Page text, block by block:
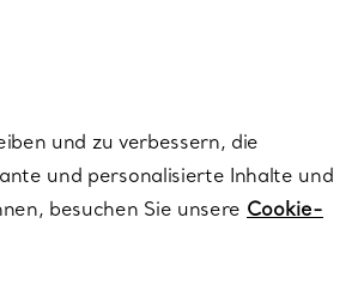
und zu verbessern, die
und personalisierte Inhalte und
besuchen Sie unsere Cookie-